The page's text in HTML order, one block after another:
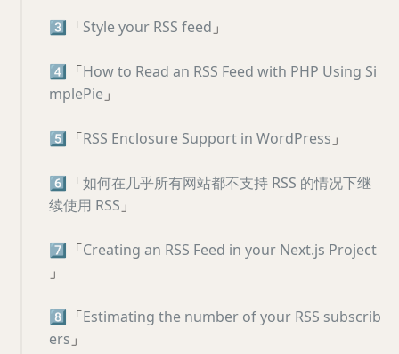
3️⃣ 「Style your RSS feed 」
4️⃣ 「How to Read an RSS Feed with PHP Using Si
mplePie 」
5️⃣ 「RSS Enclosure Support in WordPress 」
6️⃣ 「如何在几乎所有网站都不支持 RSS 的情况下继
续使用 RSS 」
7️⃣ 「Creating an RSS Feed in your Next.js Project
」
8️⃣ 「Estimating the number of your RSS subscrib
ers 」